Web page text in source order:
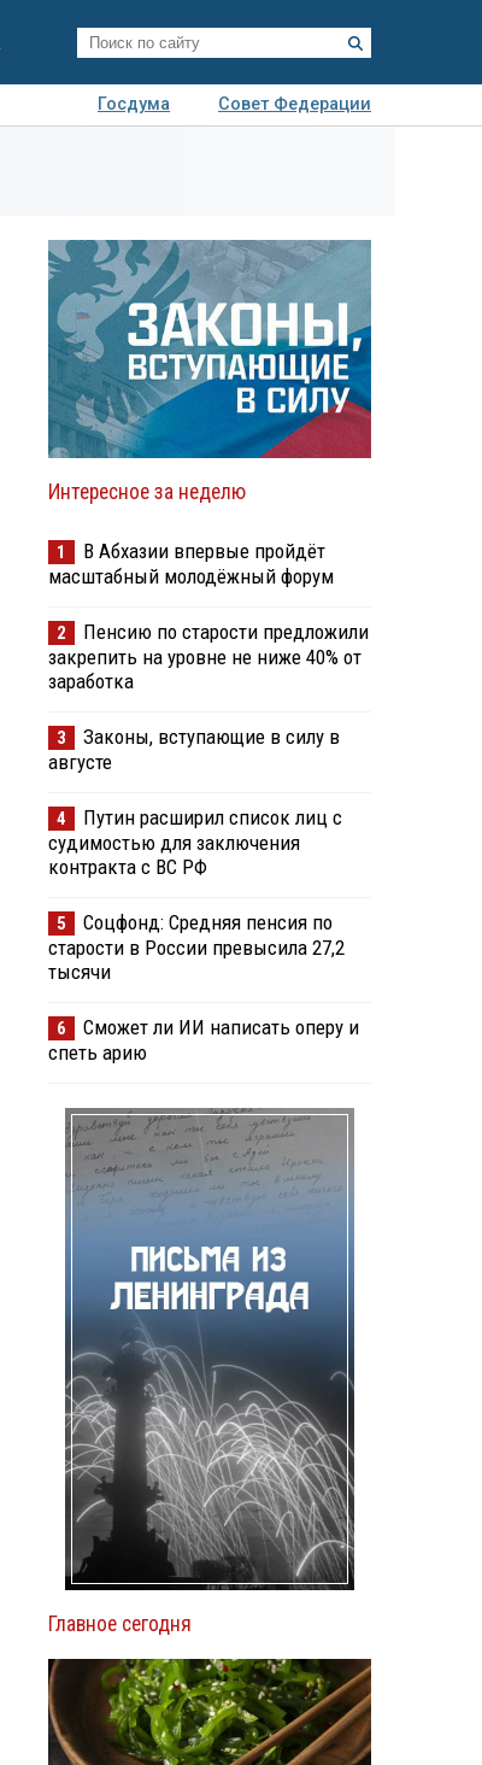
Госдума
Совет Федерации
Интересное за неделю
1
В Абхазии впервые пройдёт
масштабный молодёжный форум
2
Пенсию по старости предложили
закрепить на уровне не ниже 40% от
заработка
3
Законы, вступающие в силу в
августе
4
Путин расширил список лиц с
судимостью для заключения
контракта с ВС РФ
5
Соцфонд: Средняя пенсия по
старости в России превысила 27,2
тысячи
6
Сможет ли ИИ написать оперу и
спеть арию
Главное сегодня